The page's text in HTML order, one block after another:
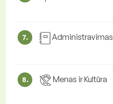
7.
Administravimas
8.
Menas ir Kultūra